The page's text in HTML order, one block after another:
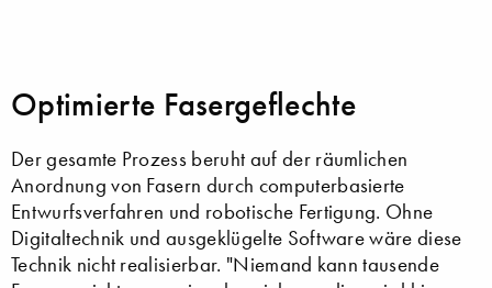
Optimierte Fasergeflechte
Der gesamte Prozess beruht auf der räumlichen
Anordnung von Fasern durch computerbasierte
Entwurfsverfahren und robotische Fertigung. Ohne
Digitaltechnik und ausgeklügelte Software wäre diese
Technik nicht realisierbar. "Niemand kann tausende